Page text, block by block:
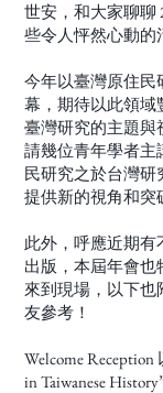
世安，和大家聊聊
些令人怦然心動的
今年以臺灣原住民
幕，期待以此領域
臺灣研究的主題與
請幾位青年學者主
民研究之於台灣研
提供新的視角和突
此外，呼應近期
出版，本屆年會
來到現場，以下也
友參考！
Welcome Reception
in Taiwanese